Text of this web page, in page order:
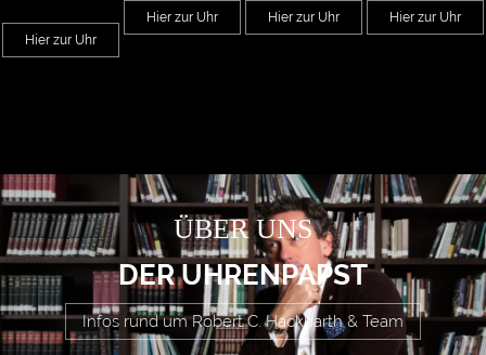
Hier zur Uhr
Hier zur Uhr Hier zur Uhr Hier zur Uhr
ÜBER UNS
DER UHRENPAPST
Infos rund um Robert C. Hackbarth & Team